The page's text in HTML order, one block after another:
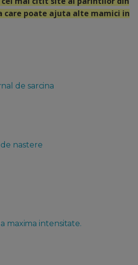
care poate ajuta alte mamici in
de sarcina
nastere
maxima intensitate.